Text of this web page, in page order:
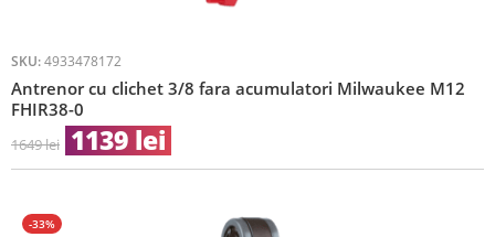
SKU: 4933478172
Antrenor cu clichet 3/8 fara acumulatori Milwaukee M12
FHIR38-0
1649lei 1139 lei
-33%